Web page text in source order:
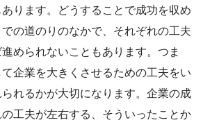
ります。どうすることで成功を収め
の道のりのなかで、それぞれの工夫
められないこともあります。つま
企業を大きくさせるための工夫をい
れるかが大切になります。企業の成
工夫が左右する、そういったことか